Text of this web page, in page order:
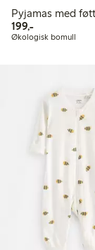
Pyjamas med
199,-199,00 kr
Økologisk bomull